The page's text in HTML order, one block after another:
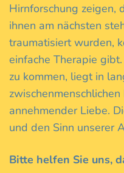
Hirnforschung zeigen,
ihnen am nächsten
traumatisiert wurden,
einfache Therapie
zu kommen, liegt in
annehmender Liebe.
und den Sinn unserer
Bitte helfen Sie uns,